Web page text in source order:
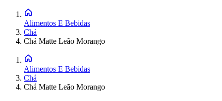
Alimentos E Bebidas
Chá
Chá Matte Leão Morango
Alimentos E Bebidas
Chá
Chá Matte Leão Morango